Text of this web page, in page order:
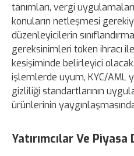
tanımları, vergi
konuların netleşmesi
düzenleyicilerin
gereksinimleri token ihracı
kesişiminde belirleyici olacak.
işlemlerde uyum, KYC/AML
gizliliği standartlarının
ürünlerinin
Yatırımcılar Ve